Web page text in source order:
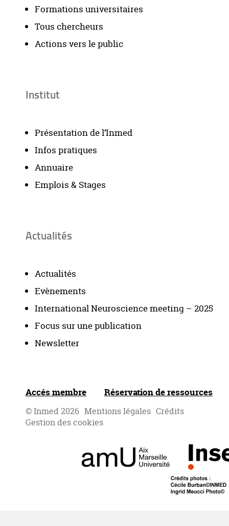
Formations universitaires
Tous chercheurs
Actions vers le public
Institut
Présentation de l’Inmed
Infos pratiques
Annuaire
Emplois & Stages
Actualités
Actualités
Evènements
International Neuroscience meeting – 2025
Focus sur une publication
Newsletter
Accés membre Réservation de ressources
© Inmed 2026 Mentions légales Crédits
Gestion des cookies